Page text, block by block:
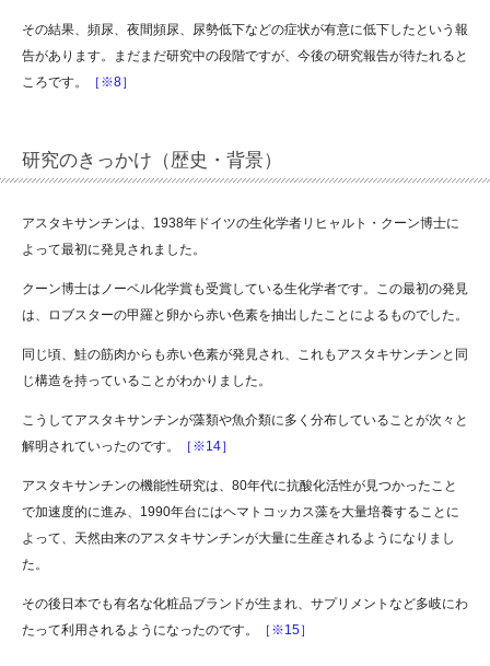
その結果、頻尿、夜間頻尿、尿勢低下などの症状が有意に低下したという報
告があります。まだまだ研究中の段階ですが、今後の研究報告が待たれると
ころです。
［※8］
研究のきっかけ（歴史・背景）
アスタキサンチンは、1938年ドイツの生化学者リヒャルト・クーン博士に
よって最初に発見されました。
クーン博士はノーベル化学賞も受賞している生化学者です。この最初の発見
は、ロブスターの甲羅と卵から赤い色素を抽出したことによるものでした。
同じ頃、鮭の筋肉からも赤い色素が発見され、これもアスタキサンチンと同
じ構造を持っていることがわかりました。
こうしてアスタキサンチンが藻類や魚介類に多く分布していることが次々と
解明されていったのです。
［※14］
アスタキサンチンの機能性研究は、80年代に抗酸化活性が見つかったこと
で加速度的に進み、1990年台にはヘマトコッカス藻を大量培養することに
よって、天然由来のアスタキサンチンが大量に生産されるようになりまし
た。
その後日本でも有名な化粧品ブランドが生まれ、サプリメントなど多岐にわ
たって利用されるようになったのです。
［※15］